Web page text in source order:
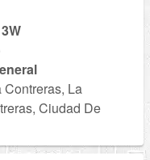
La
Ciudad De